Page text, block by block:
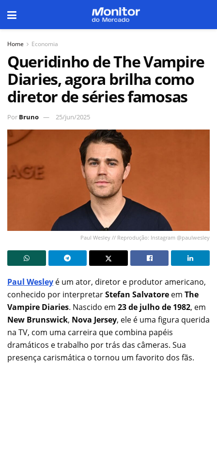
Home Economia
Queridinho de The Vampire
Diaries, agora brilha como
diretor de séries famosas
Por Bruno 25/jun/2025
Paul Wesley // Reprodução: Instagram @paulwesley
Paul Wesley é um ator, diretor e produtor americano,
conhecido por interpretarStefan Salvatore em The
Vampire Diaries. Nascido em 23 de julho de 1982, em
New Brunswick, Nova Jersey, ele é uma figura querida
na TV, com uma carreira que combina papéis
dramáticos e trabalho por trás das câmeras. Sua
presença carismática o tornou um favorito dos fãs.